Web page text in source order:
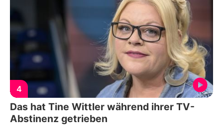
4
Das hat Tine Wittler während ihrer TV-
Abstinenz getrieben